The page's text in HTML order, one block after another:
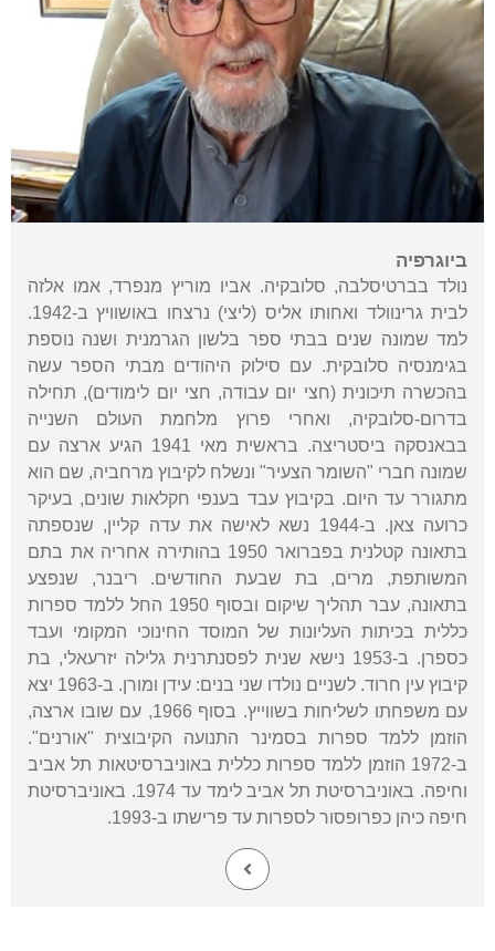
ביוגרפיה
נולד בברטיסלבה, סלובקיה. אביו מוריץ מנפרד, אמו אלזה
לבית גרינוולד ואחותו אליס (ליצי) נרצחו באושוויץ ב-1942.
למד שמונה שנים בבתי ספר בלשון הגרמנית ושנה נוספת
בגימנסיה סלובקית. עם סילוק היהודים מבתי הספר עשה
בהכשרה תיכונית (חצי יום עבודה, חצי יום לימודים), תחילה
בדרום-סלובקיה, ואחרי פרוץ מלחמת העולם השנייה
בבאנסקה ביסטריצה. בראשית מאי 1941 הגיע ארצה עם
שמונה חברי "השומר הצעיר" ונשלח לקיבוץ מרחביה, שם הוא
מתגורר עד היום. בקיבוץ עבד בענפי חקלאות שונים, בעיקר
כרועה צאן. ב-1944 נשא לאישה את עדה קליין, שנספתה
בתאונה קטלנית בפברואר 1950 בהותירה אחריה את בתם
המשותפת, מרים, בת שבעת החודשים. ריבנר, שנפצע
בתאונה, עבר תהליך שיקום ובסוף 1950 החל ללמד ספרות
כללית בכיתות העליונות של המוסד החינוכי המקומי ועבד
כספרן. ב-1953 נישא שנית לפסנתרנית גלילה יזרעאלי, בת
קיבוץ עין חרוד. לשניים נולדו שני בנים: עידן ומורן. ב-1963 יצא
עם משפחתו לשליחות בשווייץ. בסוף 1966, עם שובו ארצה,
הוזמן ללמד ספרות בסמינר התנועה הקיבוצית "אורנים".
ב-1972 הוזמן ללמד ספרות כללית באוניברסיטאות תל אביב
וחיפה. באוניברסיטת תל אביב לימד עד 1974. באוניברסיטת
חיפה כיהן כפרופסור לספרות עד פרישתו ב-1993.